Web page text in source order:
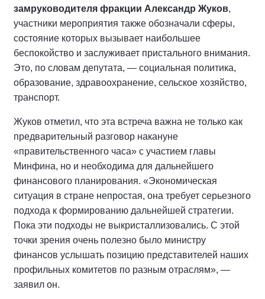
замруководителя фракции Александр Жуков,
участники мероприятия также обозначали сферы,
состояние которых вызывает наибольшее
беспокойство и заслуживает пристального внимания.
Это, по словам депутата, — социальная политика,
образование, здравоохранение, сельское хозяйство,
транспорт.
Жуков отметил, что эта встреча важна не только как
предварительный разговор накануне
«правительственного часа» с участием главы
Минфина, но и необходима для дальнейшего
финансового планирования. «Экономическая
ситуация в стране непростая, она требует серьезного
подхода к формированию дальнейшей стратегии.
Пока эти подходы не выкристаллизовались. С этой
точки зрения очень полезно было министру
финансов услышать позицию представителей наших
профильных комитетов по разным отраслям», —
заявил он.